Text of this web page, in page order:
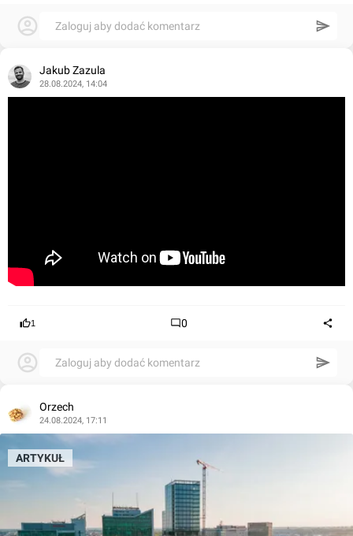
Zaloguj aby dodać komentarz
Jakub Zazula
28.08.2024, 14:04
1 0
Zaloguj aby dodać komentarz
Orzech
24.08.2024, 17:11
ARTYKUŁ